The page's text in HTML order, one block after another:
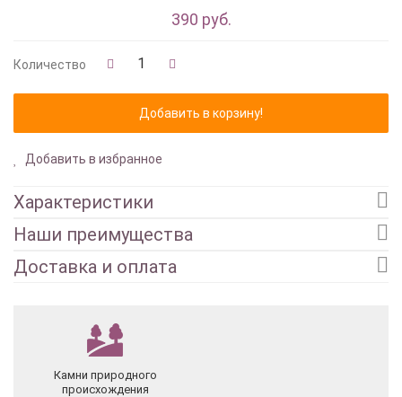
390 руб.
Количество
Добавить в избранное
Характеристики
Наши преимущества
Доставка и оплата
Камни природного
происхождения